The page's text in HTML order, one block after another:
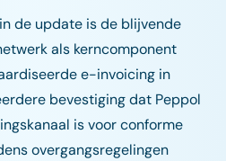
de update is de blijvende
als kerncomponent
e-invoicing in
bevestiging dat Peppol
is voor conforme
overgangsregelingen